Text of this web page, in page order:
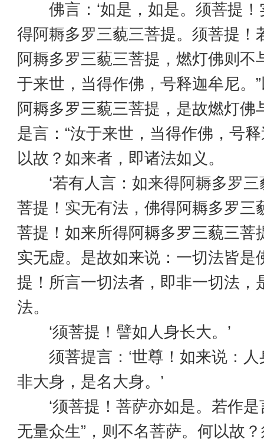
佛言：‘如是，如是。须菩提！
得阿耨多罗三藐三菩提。须菩提！
阿耨多罗三藐三菩提，燃灯佛则不
于来世，当得作佛，号释迦牟尼。
阿耨多罗三藐三菩提，是故燃灯佛
是言：“汝于来世，当得作佛，号
以故？如来者，即诸法如义。
‘若有人言：如来得阿耨多罗三
菩提！实无有法，佛得阿耨多罗三
菩提！如来所得阿耨多罗三藐三菩
实无虚。是故如来说：一切法皆是
提！所言一切法者，即非一切法，
法。
‘须菩提！譬如人身长大。’
须菩提言：‘世尊！如来说：人
非大身，是名大身。’
‘须菩提！菩萨亦如是。若作是
无量众生”，则不名菩萨。何以故